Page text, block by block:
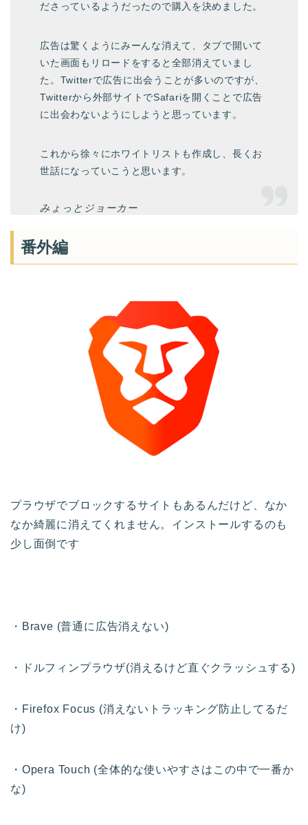
ださっているようだったので購入を決めました。
広告は驚くようにみーんな消えて、タブで開いて
いた画面もリロードをすると全部消えていまし
た。Twitterで広告に出会うことが多いのですが、
Twitterから外部サイトでSafariを開くことで広告
に出会わないようにしようと思っています。
これから徐々にホワイトリストも作成し、長くお
世話になっていこうと思います。
みょっとジョーカー
番外編
プラウザでブロックするサイトもあるんだけど、なか
なか綺麗に消えてくれません。インストールするのも
少し面倒です
・Brave (普通に広告消えない)
・ドルフィンプラウザ(消えるけど直ぐクラッシュする)
・Firefox Focus (消えないトラッキング防止してるだ
け)
・Opera Touch (全体的な使いやすさはこの中で一番か
な)